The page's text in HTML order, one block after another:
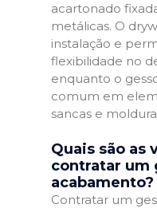
acartonado
metálicas. O
instalação e
flexibilidade no
enquanto o
comum em
sancas e
Quais são as
contratar um
acabamento?
Contratar um